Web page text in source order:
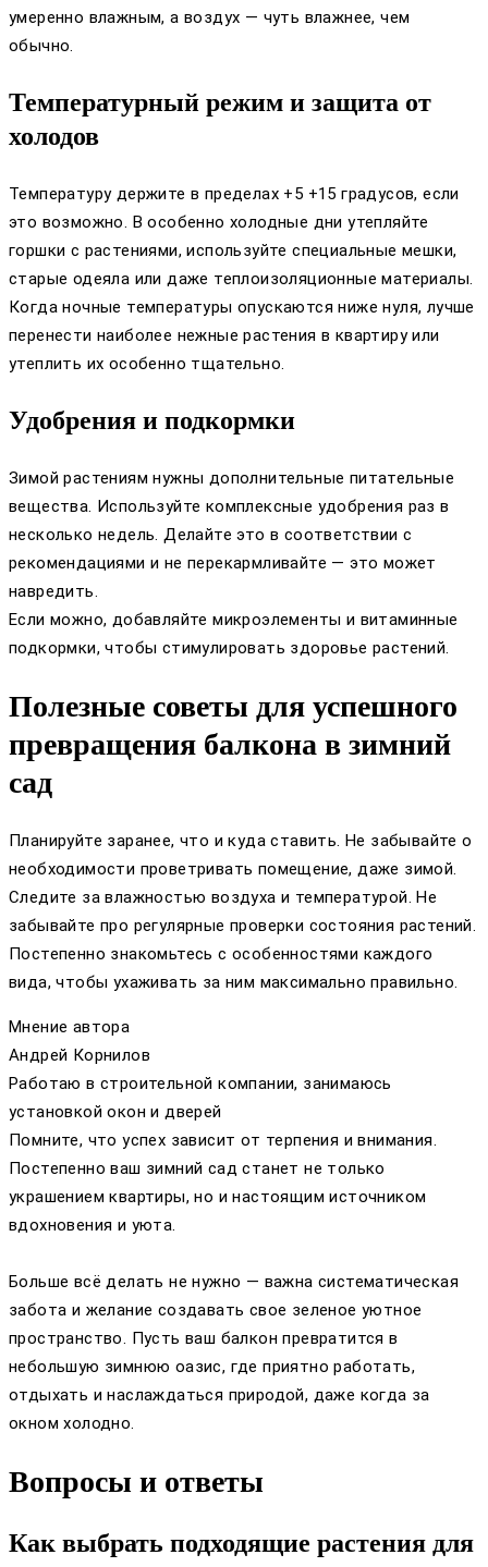
умеренно влажным, а воздух — чуть влажнее, чем
обычно.
Температурный режим и защита от
холодов
Температуру держите в пределах +5 +15 градусов, если
это возможно. В особенно холодные дни утепляйте
горшки с растениями, используйте специальные мешки,
старые одеяла или даже теплоизоляционные материалы.
Когда ночные температуры опускаются ниже нуля, лучше
перенести наиболее нежные растения в квартиру или
утеплить их особенно тщательно.
Удобрения и подкормки
Зимой растениям нужны дополнительные питательные
вещества. Используйте комплексные удобрения раз в
несколько недель. Делайте это в соответствии с
рекомендациями и не перекармливайте — это может
навредить.
Если можно, добавляйте микроэлементы и витаминные
подкормки, чтобы стимулировать здоровье растений.
Полезные советы для успешного
превращения балкона в зимний
сад
Планируйте заранее, что и куда ставить. Не забывайте о
необходимости проветривать помещение, даже зимой.
Следите за влажностью воздуха и температурой. Не
забывайте про регулярные проверки состояния растений.
Постепенно знакомьтесь с особенностями каждого
вида, чтобы ухаживать за ним максимально правильно.
Мнение автора
Андрей Корнилов
Работаю в строительной компании, занимаюсь
установкой окон и дверей
Помните, что успех зависит от терпения и внимания.
Постепенно ваш зимний сад станет не только
украшением квартиры, но и настоящим источником
вдохновения и уюта.
Больше всё делать не нужно — важна систематическая
забота и желание создавать свое зеленое уютное
пространство. Пусть ваш балкон превратится в
небольшую зимнюю оазис, где приятно работать,
отдыхать и наслаждаться природой, даже когда за
окном холодно.
Вопросы и ответы
Как выбрать подходящие растения для